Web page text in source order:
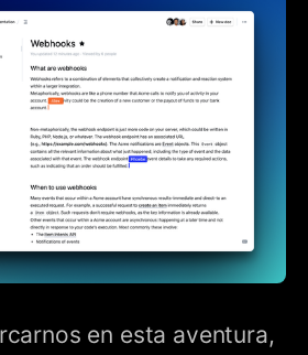
en esta aventura,